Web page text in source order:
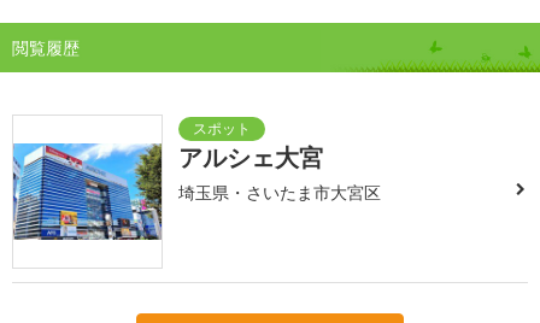
閲覧履歴
アルシェ大宮
埼玉県・さいたま市大宮区